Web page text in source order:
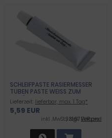
SCHLEIFPASTE RASIERMESSER
TUBEN PASTE WEISS ZUM S
CHÄRFEN
Lieferzeit: lieferbar, max. 1 Tag*
5,59 EUR
931,67 EUR pro l
inkl .MwSt., zzgl.Versand